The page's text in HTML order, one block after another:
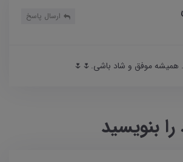
ارسال پاسخ
همیشه موفق و شاد باشی.🌷🌷
بنویسید